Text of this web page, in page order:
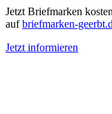
Jetzt Briefmarken
aufbriefmarken-
Jetzt informieren